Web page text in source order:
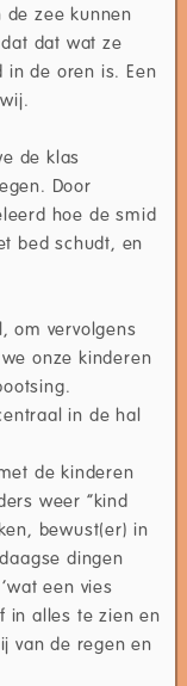
zee kunnen
dat wat ze
in de oren is. Een
de klas
Door
hoe de smid
bed schudt, en
om vervolgens
onze kinderen
in de hal
de kinderen
weer “kind
bewust(er) in
dingen
een vies
in alles te zien en
van de regen en